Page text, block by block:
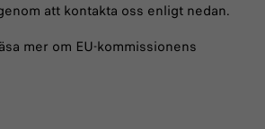
att kontakta oss enligt nedan.
mer om EU-kommissionens